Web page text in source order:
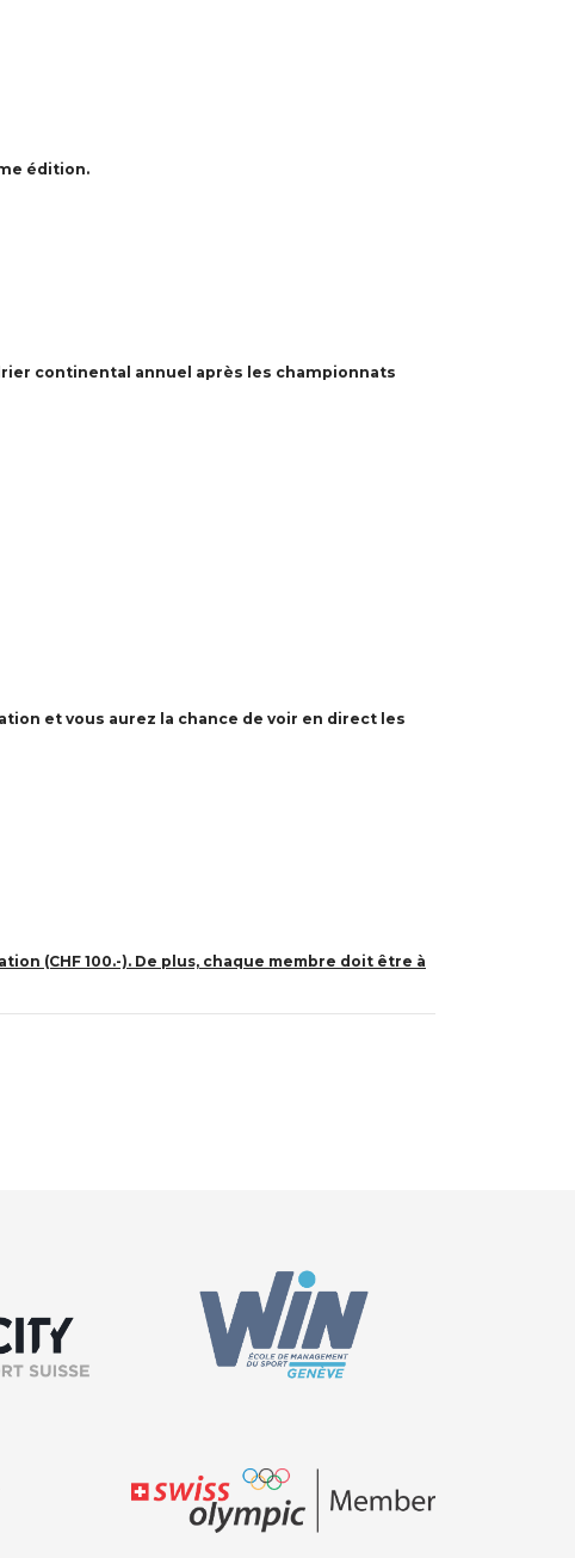
édition.
continental annuel après les championnats
et vous aurez la chance de voir en direct les
(CHF 100.-). De plus, chaque membre doit être à